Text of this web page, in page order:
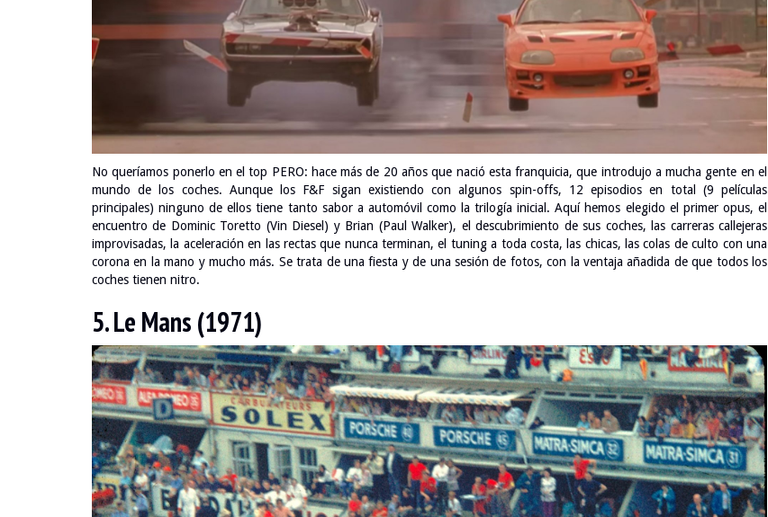
No queríamos ponerlo en el top PERO: hace más de 20 años que nació esta franquicia, que introdujo a mucha gente en el
mundo de los coches. Aunque los F&F sigan existiendo con algunos spin-offs, 12 episodios en total (9 películas
principales) ninguno de ellos tiene tanto sabor a automóvil como la trilogía inicial. Aquí hemos elegido el primer opus, el
encuentro de Dominic Toretto (Vin Diesel) y Brian (Paul Walker), el descubrimiento de sus coches, las carreras callejeras
improvisadas, la aceleración en las rectas que nunca terminan, el tuning a toda costa, las chicas, las colas de culto con una
corona en la mano y mucho más. Se trata de una fiesta y de una sesión de fotos, con la ventaja añadida de que todos los
coches tienen nitro.
5. Le Mans (1971)